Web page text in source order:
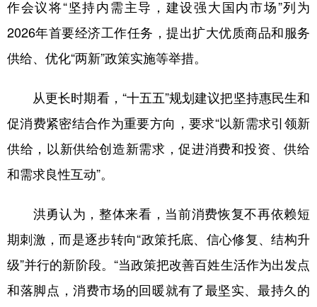
作会议将“坚持内需主导，建设强大国内市场”列为
2026年首要经济工作任务，提出扩大优质商品和服务
供给、优化“两新”政策实施等举措。
从更长时期看，“十五五”规划建议把坚持惠民生和
促消费紧密结合作为重要方向，要求“以新需求引领新
供给，以新供给创造新需求，促进消费和投资、供给
和需求良性互动”。
洪勇认为，整体来看，当前消费恢复不再依赖短
期刺激，而是逐步转向“政策托底、信心修复、结构升
级”并行的新阶段。“当政策把改善百姓生活作为出发点
和落脚点，消费市场的回暖就有了最坚实、最持久的